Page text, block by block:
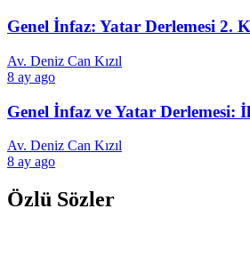
Genel İnfaz: Yatar Derlemesi 2.
Av. Deniz Can Kızıl
8 ay ago
Genel İnfaz ve Yatar Derlemesi:
Av. Deniz Can Kızıl
8 ay ago
Özlü Sözler